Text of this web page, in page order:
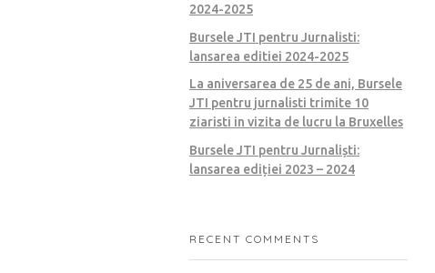
2024-2025
Bursele JTI pentru Jurnalisti:
lansarea editiei 2024-2025
La aniversarea de 25 de ani, Bursele
JTI pentru jurnalisti trimite 10
ziaristi in vizita de lucru la Bruxelles
Bursele JTI pentru Jurnaliști:
lansarea ediției 2023 – 2024
RECENT COMMENTS